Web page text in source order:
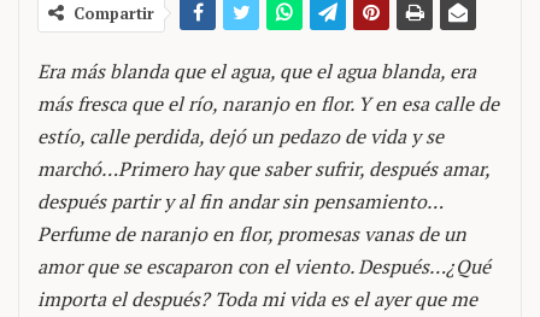
Compartir
Era más blanda que el agua, que el agua blanda, era
más fresca que el río, naranjo en flor. Y en esa calle de
estío, calle perdida, dejó un pedazo de vida y se
marchó…Primero hay que saber sufrir, después amar,
después partir y al fin andar sin pensamiento…
Perfume de naranjo en flor, promesas vanas de un
amor que se escaparon con el viento. Después…¿Qué
importa el después? Toda mi vida es el ayer que me